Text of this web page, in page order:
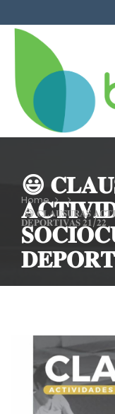
to
Home
😃 𝐂𝐋𝐀𝐔𝐒𝐔𝐑𝐀𝐒
𝐃𝐄𝐏𝐎𝐑𝐓𝐈𝐕𝐀𝐒 𝟐𝟏/𝟐𝟐
😃